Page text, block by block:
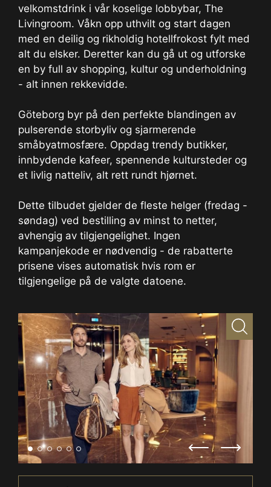
velkomstdrink i vår koselige lobbybar, The
Livingroom. Våkn opp uthvilt og start dagen
med en deilig og rikholdig hotellfrokost fylt med
alt du elsker. Deretter kan du gå ut og utforske
en by full av shopping, kultur og underholdning
- alt innen rekkevidde.
Göteborg byr på den perfekte blandingen av
pulserende storbyliv og sjarmerende
småbyatmosfære. Oppdag trendy butikker,
innbydende kafeer, spennende kultursteder og
et livlig natteliv, alt rett rundt hjørnet.
Dette tilbudet gjelder de fleste helger (fredag -
søndag) ved bestilling av minst to netter,
avhengig av tilgjengelighet. Ingen
kampanjekode er nødvendig - de rabatterte
prisene vises automatisk hvis rom er
tilgjengelige på de valgte datoene.